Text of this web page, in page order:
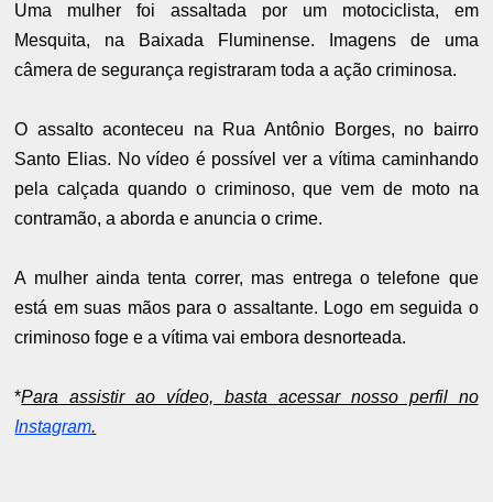
Uma mulher foi assaltada por um motociclista, em
Mesquita, na Baixada Fluminense. Imagens de uma
câmera de segurança registraram toda a ação criminosa.
O assalto aconteceu na Rua Antônio Borges, no bairro
Santo Elias. No vídeo é possível ver a vítima caminhando
pela calçada quando o criminoso, que vem de moto na
contramão, a aborda e anuncia o crime.
A mulher ainda tenta correr, mas entrega o telefone que
está em suas mãos para o assaltante. Logo em seguida o
criminoso foge e a vítima vai embora desnorteada.
*Para assistir ao vídeo, basta acessar nosso perfil no
Instagram.